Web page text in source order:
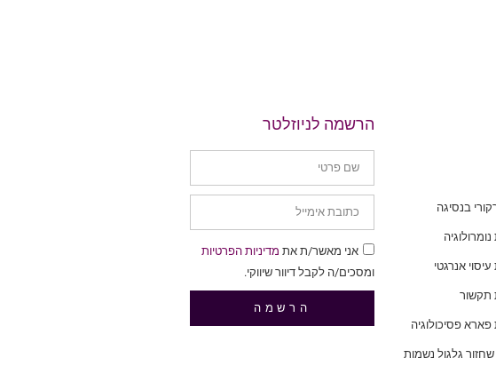
בנסיגה
אנרגטי
תקשור
פסיכולוגיה
גלגול נשמות
הרשמה לניוזלטר
אני מאשר/ת את מדיניות הפרטיות
ומסכים/ה לקבל דיוור שיווקי.
הרשמה